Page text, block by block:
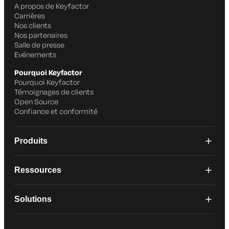
A propos de Keyfactor
Carrières
Nos clients
Nos partenaires
Salle de presse
Evénements
Pourquoi Keyfactor
Pourquoi Keyfactor
Témoignages de clients
Open Source
Confiance et conformité
Produits
Ressources
Solutions